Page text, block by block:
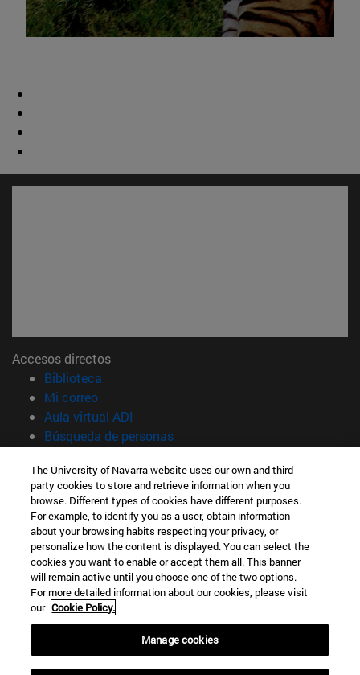
Accesos directos
Biblioteca
Mi correo(abre en nueva ventana)
Aula virtual ADI
Búsqueda de personas(abre en nueva ventana)
Información
TFNO +34 948 42 56 14
¿QUÉ GRADO TE INTERESA?
¿QUÉ MÁSTER TE INTERESA?
© Universidad de Navarra
Información legal
Accesibilidad
Configuración de cookies
Localizador de campus
The University of Navarra website uses our own and third-
party cookies to store and retrieve information when you
browse. Different types of cookies have different purposes.
For example, to identify you as a user, obtain information
about your browsing habits respecting your privacy, or
personalize how the content is displayed. You can select the
cookies you want to enable or accept them all. This banner
will remain active until you choose one of the two options.
For more detailed information about our cookies, please visit
our Cookie Policy.
Manage cookies